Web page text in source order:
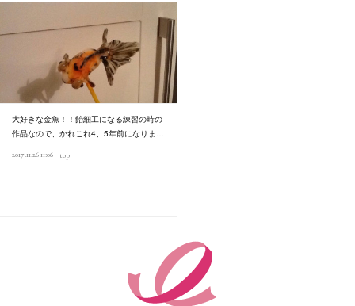
大好きな金魚！！飴細工になる練習の時の
作品なので、かれこれ4、5年前になりま…
2017.11.26 11:06 top